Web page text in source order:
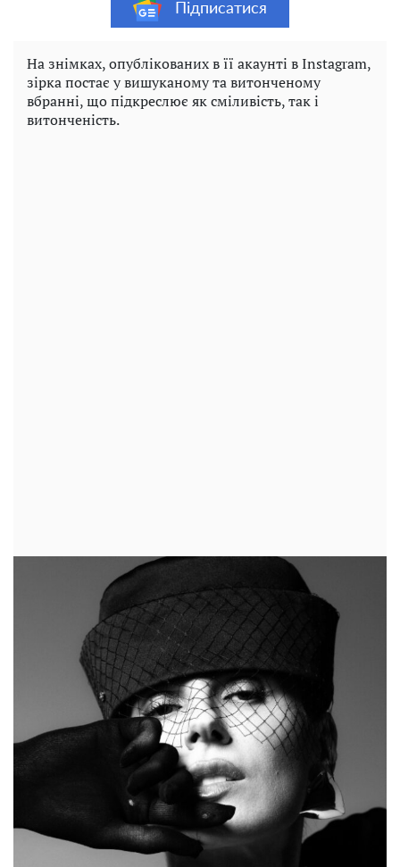
Підписатися
На знімках, опублікованих в її акаунті в Instagram,
зірка постає у вишуканому та витонченому
вбранні, що підкреслює як сміливість, так і
витонченість.